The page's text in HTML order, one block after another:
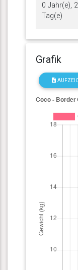
0 Jahr(e),
Tag(e)
Grafik